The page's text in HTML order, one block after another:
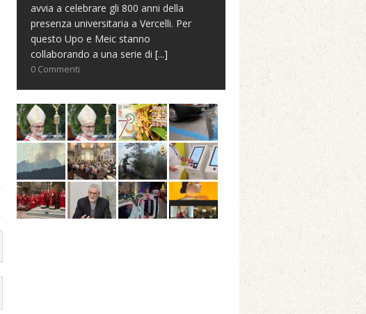
avvia a celebrare gli 800 anni della
presenza universitaria a Vercelli. Per
questo Upo e Meic stanno
collaborando a una serie di [...]
0 Commenti